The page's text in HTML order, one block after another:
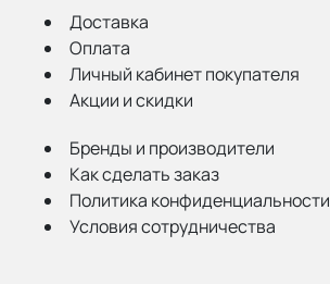
Доставка
Оплата
Личный кабинет покупателя
Акции и скидки
Бренды и производители
Как сделать заказ
Политика конфиденциальности
Условия сотрудничества